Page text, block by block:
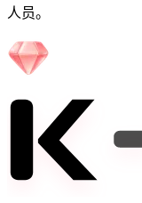
人员。